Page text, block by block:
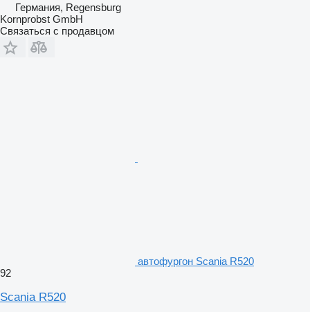
Германия, Regensburg
Kornprobst GmbH
Связаться с продавцом
автофургон Scania R520
92
Scania R520